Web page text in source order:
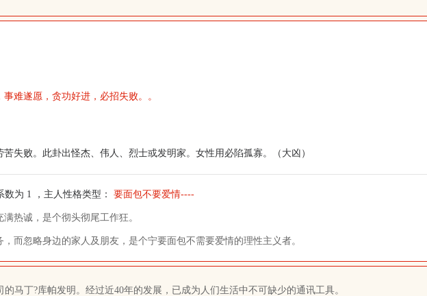
事难遂愿，贪功好进，必招失败。。
失败。此卦出怪杰、伟人、烈士或发明家。女性用必陷孤寡。（大凶）
数为 1 ，主人性格类型： 要面包不要爱情----
热诚，是个彻头彻尾工作狂。
而忽略身边的家人及朋友，是个宁要面包不需要爱情的理性主义者。
马丁?库帕发明。经过近40年的发展，已成为人们生活中不可缺少的通讯工具。